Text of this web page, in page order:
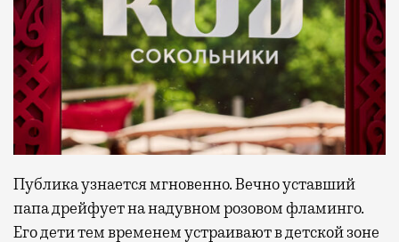
Публика узнается мгновенно. Вечно уставший
папа дрейфует на надувном розовом фламинго.
Его дети тем временем устраивают в детской зоне